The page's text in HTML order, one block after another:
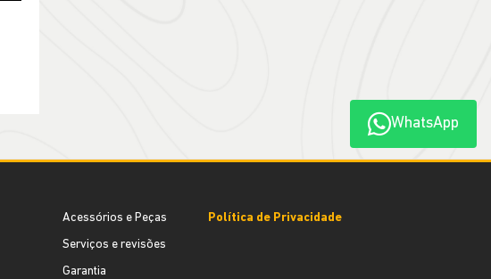
WhatsApp
Acessórios e Peças
Serviços e revisões
Garantia
Política de Privacidade